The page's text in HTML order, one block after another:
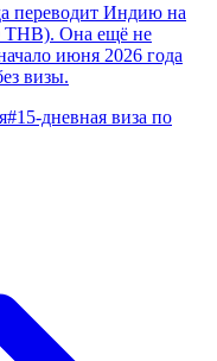
переводит Индию на
THB). Она ещё не
июня 2026 года
визы.
#15-дневная виза по